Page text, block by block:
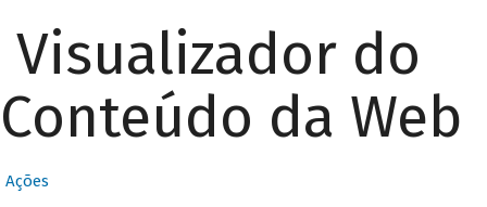
Visualizador do
Conteúdo da Web
Ações